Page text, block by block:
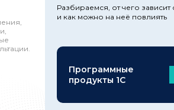
Разбираемся, от чего
и как можно на неё повлиять
Программные
продукты 1С